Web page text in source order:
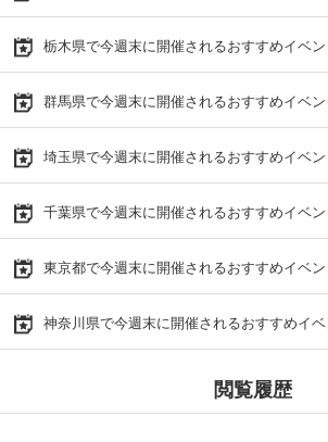
栃木県で今週末に開催されるおすすめイベン
群馬県で今週末に開催されるおすすめイベン
埼玉県で今週末に開催されるおすすめイベン
千葉県で今週末に開催されるおすすめイベン
東京都で今週末に開催されるおすすめイベン
神奈川県で今週末に開催されるおすすめイ
閲覧履歴